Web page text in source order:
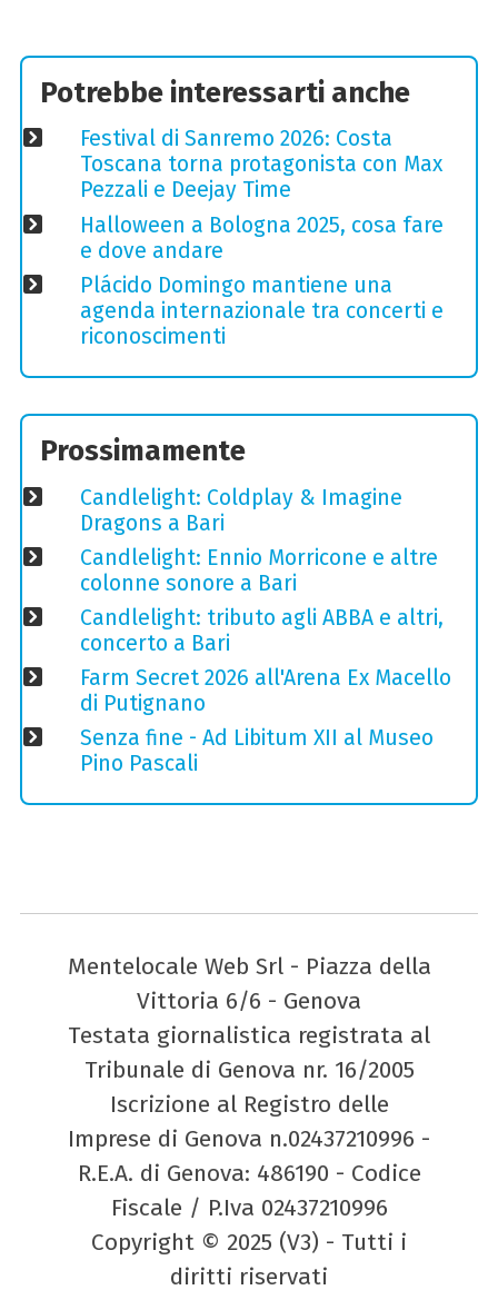
Potrebbe interessarti anche
Festival di Sanremo 2026: Costa
Toscana torna protagonista con Max
Pezzali e Deejay Time
Halloween a Bologna 2025, cosa fare
e dove andare
Plácido Domingo mantiene una
agenda internazionale tra concerti e
riconoscimenti
Prossimamente
Candlelight: Coldplay & Imagine
Dragons a Bari
Candlelight: Ennio Morricone e altre
colonne sonore a Bari
Candlelight: tributo agli ABBA e altri,
concerto a Bari
Farm Secret 2026 all'Arena Ex Macello
di Putignano
Senza fine - Ad Libitum XII al Museo
Pino Pascali
Mentelocale Web Srl - Piazza della
Vittoria 6/6 - Genova
Testata giornalistica registrata al
Tribunale di Genova nr. 16/2005
Iscrizione al Registro delle
Imprese di Genova n.02437210996 -
R.E.A. di Genova: 486190 - Codice
Fiscale / P.Iva 02437210996
Copyright © 2025 (V3) - Tutti i
diritti riservati